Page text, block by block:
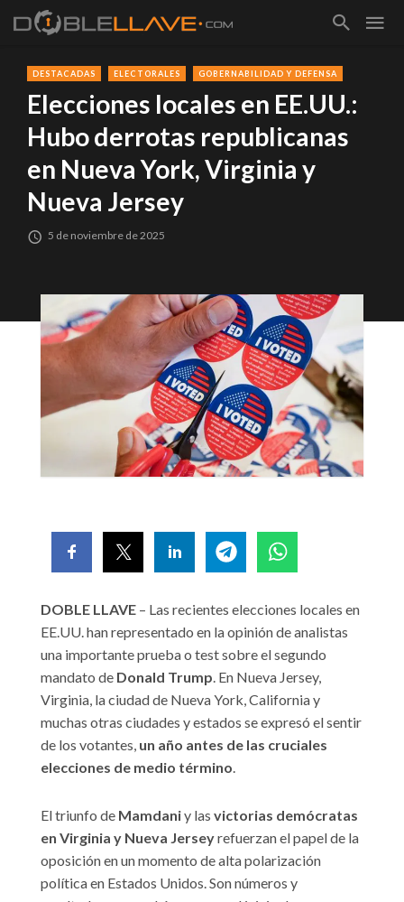
DESTACADAS ELECTORALES GOBERNABILIDAD Y DEFENSA
Elecciones locales en EE.UU.:
Hubo derrotas republicanas
en Nueva York, Virginia y
Nueva Jersey
5 de noviembre de 2025
DOBLE LLAVE – Las recientes elecciones locales en
EE.UU. han representado en la opinión de analistas
una importante prueba o test sobre el segundo
mandato de Donald Trump. En Nueva Jersey,
Virginia, la ciudad de Nueva York, California y
muchas otras ciudades y estados se expresó el sentir
de los votantes, un año antes de las cruciales
elecciones de medio término.
El triunfo de Mamdaniy las victorias demócratas
en Virginia y Nueva Jerseyrefuerzan el papel de la
oposición en un momento de alta polarización
política en Estados Unidos. Son números y